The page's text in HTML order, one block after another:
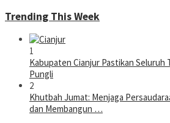
Trending This Week
1
Kabupaten Cianjur Pastikan Seluruh
Pungli
2
Khutbah Jumat: Menjaga
dan Membangun …